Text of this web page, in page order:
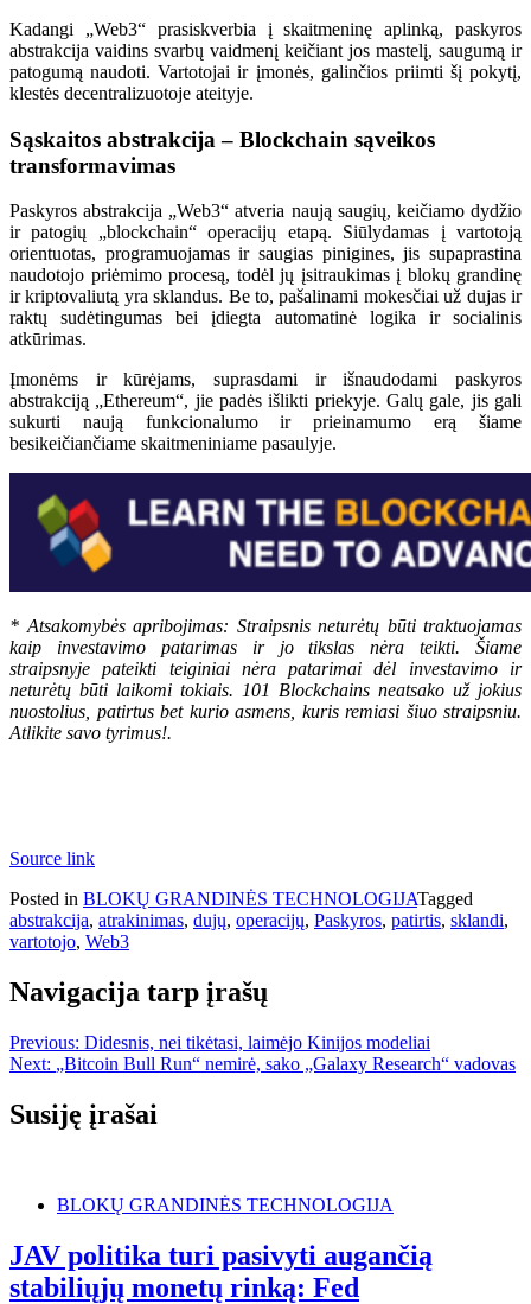
Kadangi „Web3“ prasiskverbia į skaitmeninę aplinką, paskyros
abstrakcija vaidins svarbų vaidmenį keičiant jos mastelį, saugumą ir
patogumą naudoti. Vartotojai ir įmonės, galinčios priimti šį pokytį,
klestės decentralizuotoje ateityje.
Sąskaitos abstrakcija – Blockchain sąveikos
transformavimas
Paskyros abstrakcija „Web3“ atveria naują saugių, keičiamo dydžio
ir patogių „blockchain“ operacijų etapą. Siūlydamas į vartotoją
orientuotas, programuojamas ir saugias pinigines, jis supaprastina
naudotojo priėmimo procesą, todėl jų įsitraukimas į blokų grandinę
ir kriptovaliutą yra sklandus. Be to, pašalinami mokesčiai už dujas ir
raktų sudėtingumas bei įdiegta automatinė logika ir socialinis
atkūrimas.
Įmonėms ir kūrėjams, suprasdami ir išnaudodami paskyros
abstrakciją „Ethereum“, jie padės išlikti priekyje. Galų gale, jis gali
sukurti naują funkcionalumo ir prieinamumo erą šiame
besikeičiančiame skaitmeniniame pasaulyje.
* Atsakomybės apribojimas: Straipsnis neturėtų būti traktuojamas
kaip investavimo patarimas ir jo tikslas nėra teikti. Šiame
straipsnyje pateikti teiginiai nėra patarimai dėl investavimo ir
neturėtų būti laikomi tokiais. 101 Blockchains neatsako už jokius
nuostolius, patirtus bet kurio asmens, kuris remiasi šiuo straipsniu.
Atlikite savo tyrimus!.
Source link
Posted in BLOKŲ GRANDINĖS TECHNOLOGIJATagged
abstrakcija, atrakinimas, dujų, operacijų, Paskyros, patirtis, sklandi,
vartotojo, Web3
Navigacija tarp įrašų
Previous: Didesnis, nei tikėtasi, laimėjo Kinijos modeliai
Next: „Bitcoin Bull Run“ nemirė, sako „Galaxy Research“ vadovas
Susiję įrašai
BLOKŲ GRANDINĖS TECHNOLOGIJA
JAV politika turi pasivyti augančią
stabiliųjų monetų rinką: Fed